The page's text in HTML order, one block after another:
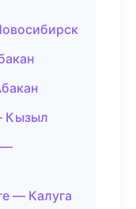
Кызыл
—
— Калуга